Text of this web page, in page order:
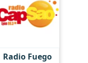
Radio Fuego